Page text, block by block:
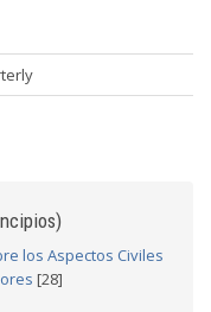
los Aspectos Civiles
[28]